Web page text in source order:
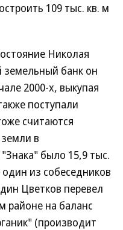
109 тыс. кв. м
Николая
земельный банк он
2000-х, выкупая
поступали
считаются
в
было 15,9 тыс.
из собеседников
Цветков перевел
районе на баланс
(производит